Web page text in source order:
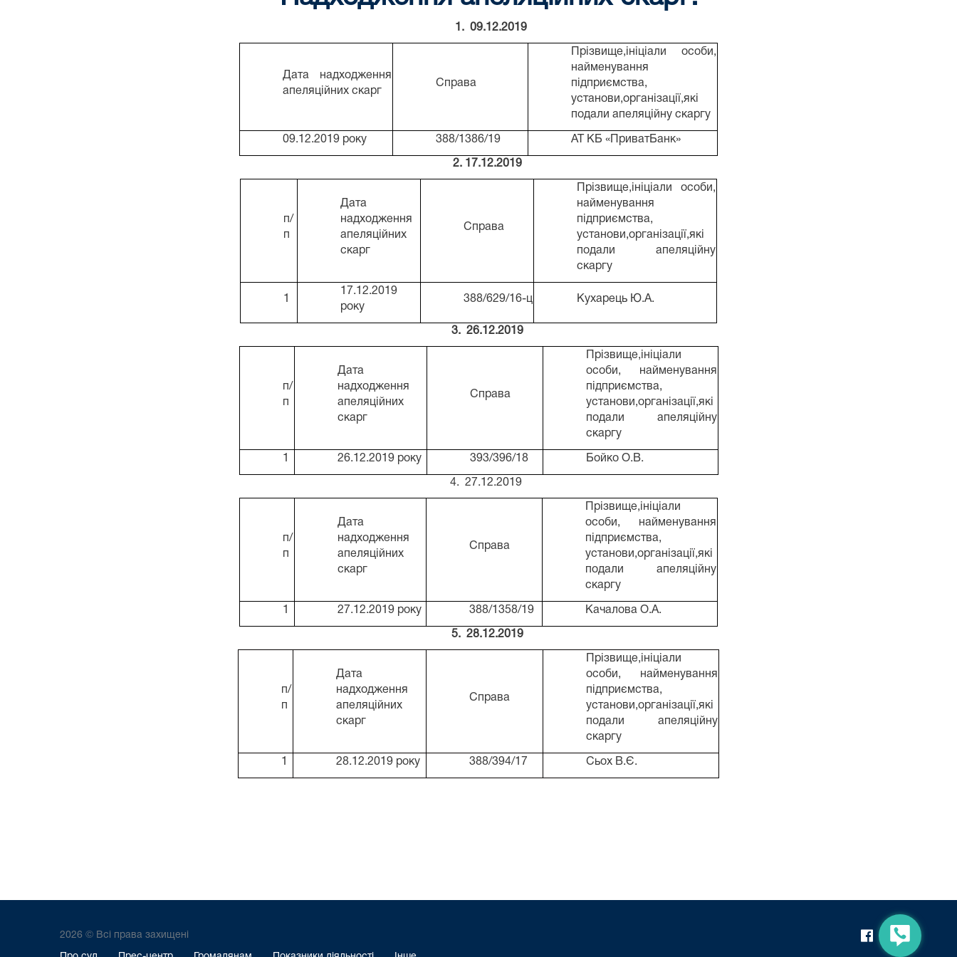
1. 09.12.2019
Дата надходження
апеляційних скарг
Справа
Прізвище,ініціали особи,
найменування
підприємства,
установи,організації,які
подали апеляційну скаргу
09.12.2019 року 388/1386/19 АТ КБ «ПриватБанк»
2. 17.12.2019
п/
п
Дата
надходження
апеляційних
скарг
Справа
Прізвище,ініціали особи,
найменування
підприємства,
установи,організації,які
подали апеляційну
скаргу
1
17.12.2019
року
388/629/16-ц Кухарець Ю.А.
3. 26.12.2019
п/
п
Дата
надходження
апеляційних
скарг
Справа
Прізвище,ініціали
особи, найменування
підприємства,
установи,організації,які
подали апеляційну
скаргу
1 26.12.2019 року 393/396/18 Бойко О.В.
4. 27.12.2019
п/
п
Дата
надходження
апеляційних
скарг
Справа
Прізвище,ініціали
особи, найменування
підприємства,
установи,організації,які
подали апеляційну
скаргу
1 27.12.2019 року 388/1358/19 Качалова О.А.
5. 28.12.2019
п/
п
Дата
надходження
апеляційних
скарг
Справа
Прізвище,ініціали
особи, найменування
підприємства,
установи,організації,які
подали апеляційну
скаргу
1 28.12.2019 року 388/394/17 Сьох В.Є.
2026 © Всі права захищені